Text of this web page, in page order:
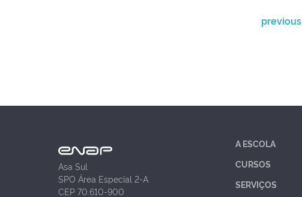
previous
Asa Sul
SPO Área Especial 2-A
CEP 70.610-900
A ESCOLA
CURSOS
SERVIÇOS